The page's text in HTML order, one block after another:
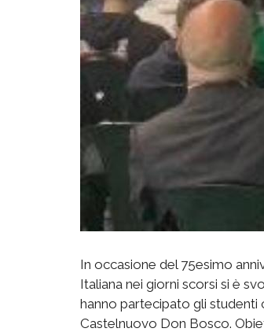
In occasione del 75esimo
Italiana nei giorni scorsi si è
hanno partecipato gli studenti
Castelnuovo Don Bosco.